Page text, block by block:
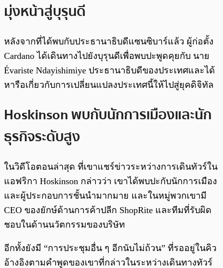
มุ่งหน้าสู่บุรุนดี
หลังจากที่ได้พบกับประธานาธิบดีแซนซิบาร์แล้ว ผู้ก่อตั้ง
Cardano ได้เดินทางไปยังบุรุนดีเพื่อพบปะพูดคุยกับ นาย
Évariste Ndayishimiye ประธานาธิบดีของประเทศและได้
หารือเกี่ยวกับการเปลี่ยนแปลงประเทศนี้ให้ไปสู่ยุคดิจิทัล
Hoskinson พบกับนักการเมืองและนัก
ธุรกิจระดับสูง
ในวิดีโอตอนล่าสุด ที่เขาแชร์ข่าวระหว่างการเดินทัวร์ใน
แอฟริกา Hoskinson กล่าวว่า เขาได้พบปะกับนักการเมือง
และผู้ประกอบการชั้นนำมากมาย และในหมู่พวกเขามี
CEO ของยักษ์ด้านการค้าปลีก ShopRite และทีมที่รับผิด
ชอบในด้านนวัตกรรมของบริษัท
อีกทั้งยังมี “การประชุมอื่น ๆ อีกนับไม่ถ้วน” ที่รออยู่ในคิว
อ้างอิงตามคำพูดของเขาที่กล่าวในระหว่างเดินทางทัวร์